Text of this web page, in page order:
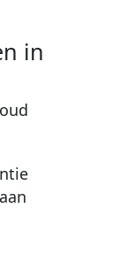
in